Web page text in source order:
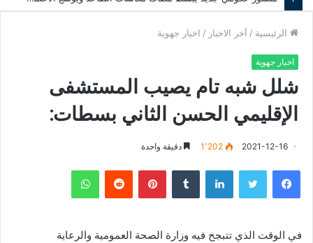
الرئيسية / أخر الاخبار / اخبار جهوية
اخبار جهوية
شلل شبه تام يصيب المستشفى
الإقليمي الحسن الثاني بسطات:
2021-12-16 1٬202 دقيقة واحدة
فيسبوك لينكدإن بينتيريست
في الوقت الذي تتبجح فيه وزارة الصحة العمومية والرعاية